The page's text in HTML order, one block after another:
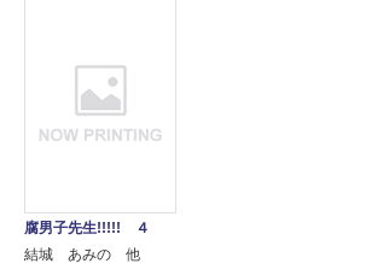
腐男子先生!!!!! ４
結城 あみの 他